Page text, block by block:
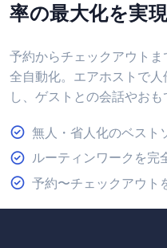
率の最大化を実現
予約からチェックアウト
全自動化。エアホストで
し、ゲストとの会話やおも
無人・省人化のベスト
ルーティンワークを完
予約〜チェックアウト